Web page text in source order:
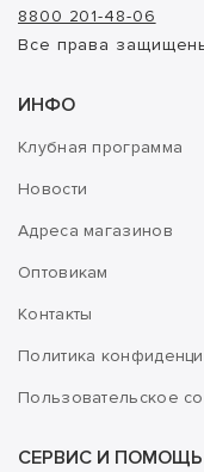
8800 201-48-06
Все права
ИНФО
Клубная программа
Новости
Адреса магазинов
Оптовикам
Контакты
Политика
Пользовательское
СЕРВИС И ПОМОЩЬ